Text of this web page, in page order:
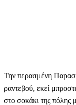
Την περασμένη
ραντεβού, εκεί
στο σοκάκι της πόλης